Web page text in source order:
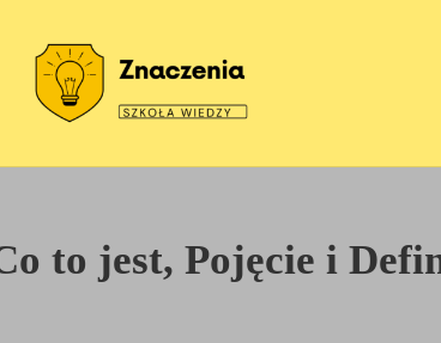
to jest, Pojęcie i